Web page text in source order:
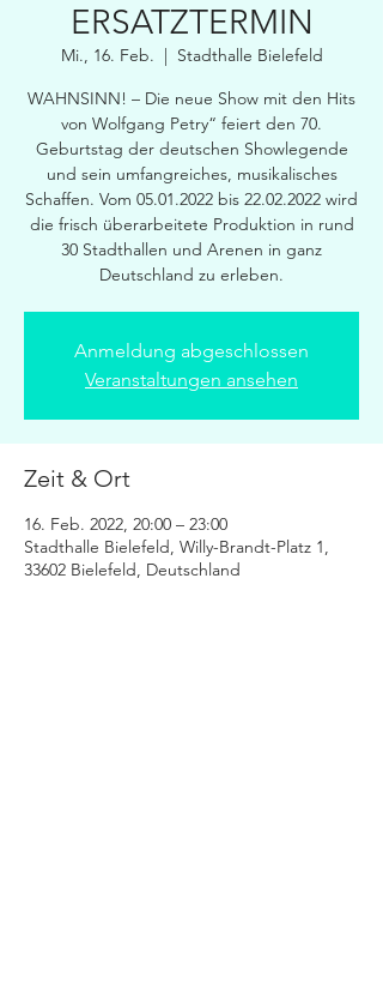
ERSATZTERMIN
Mi., 16. Feb.
  |
Stadthalle Bielefeld
WAHNSINN! – Die neue Show mit den Hits
von Wolfgang Petry“ feiert den 70.
Geburtstag der deutschen Showlegende
und sein umfangreiches, musikalisches
Schaffen. Vom 05.01.2022 bis 22.02.2022 wird
die frisch überarbeitete Produktion in rund
30 Stadthallen und Arenen in ganz
Deutschland zu erleben.
Anmeldung abgeschlossen
Veranstaltungen ansehen
Zeit & Ort
16. Feb. 2022, 20:00 – 23:00
Stadthalle Bielefeld, Willy-Brandt-Platz 1,
33602 Bielefeld, Deutschland